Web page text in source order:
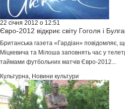
22 січня 2012 о 12:51
Євро-2012 відкриє світу Гоголя і
Британська газета «Гардіан» повідомляє,
Міцкевича та Мілоша заповнять час у
таймами футбольних матчів Євро-2012...
Культурна, Новини культури